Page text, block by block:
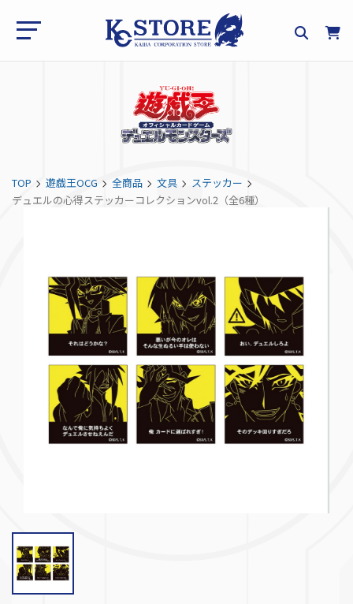
TOP 遊戯王OCG 全商品 文具
ステッカー
デュエルの心得ステッカーコレクションvol.2（全6種）